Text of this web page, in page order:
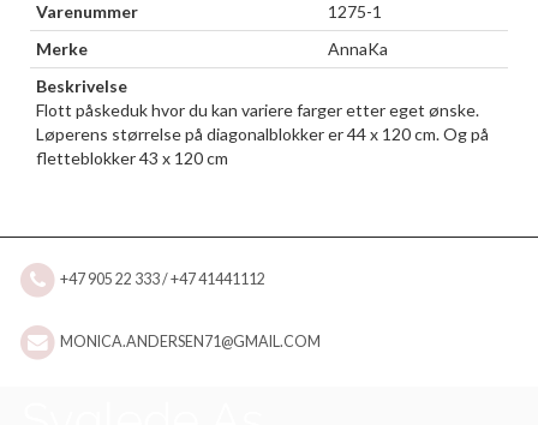
Varenummer
1275-1
Merke
AnnaKa
Beskrivelse
Flott påskeduk hvor du kan variere farger etter eget ønske.
Løperens størrelse på diagonalblokker er 44 x 120 cm. Og på
fletteblokker 43 x 120 cm
+47 905 22 333 / +47 41441112
MONICA.ANDERSEN71@GMAIL.COM